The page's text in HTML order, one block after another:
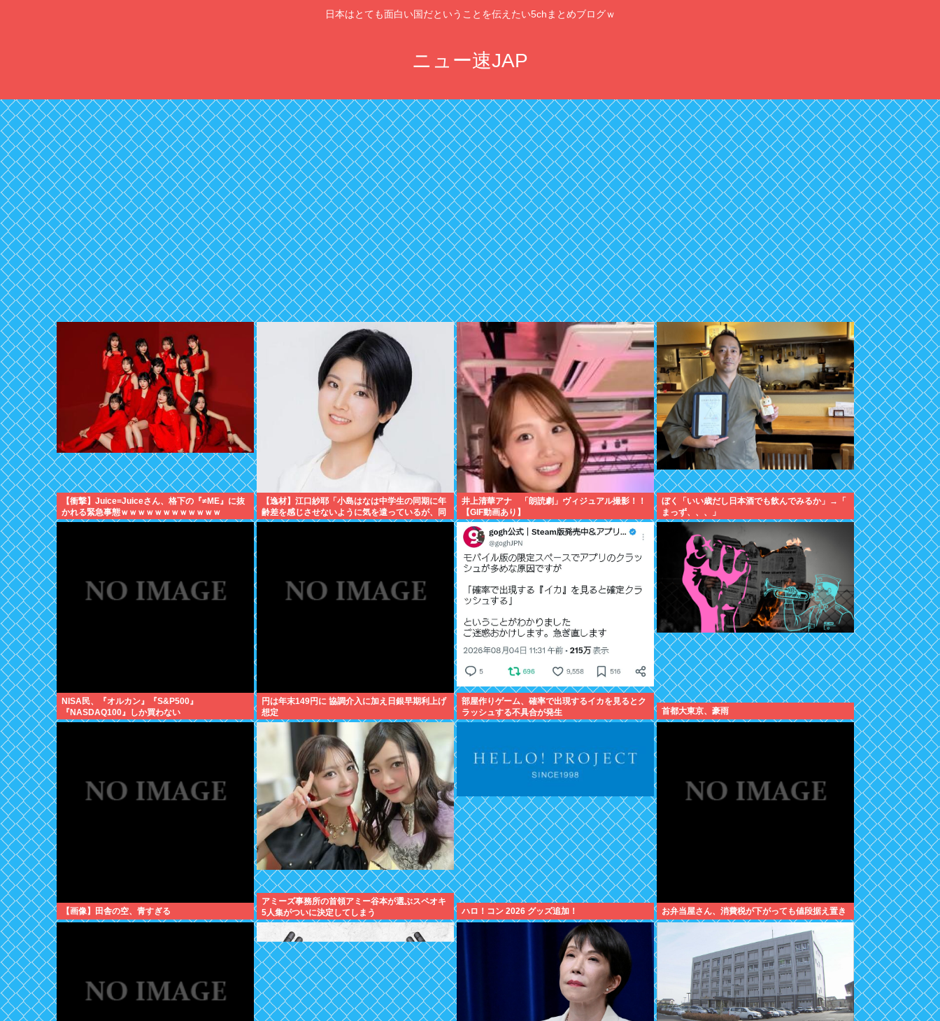
日本はとても面白い国だということを伝えたい5chまとめブログｗ
ニュー速JAP
【衝撃】Juice=Juiceさん、格下の『≠ME』に抜
かれる緊急事態ｗｗｗｗｗｗｗｗｗｗｗｗ
【逸材】江口紗耶「小島はなは中学生の同期に年
齢差を感じさせないように気を遣っているが、同
期2人は気づ
井上清華アナ 「朗読劇」ヴィジュアル撮影！！
【GIF動画あり】
ぼく「いい歳だし日本酒でも飲んでみるか」→「
まっず、、、」
NISA民、『オルカン』『S&P500』
『NASDAQ100』しか買わない
円は年末149円に 協調介入に加え日銀早期利上げ
想定
部屋作りゲーム、確率で出現するイカを見るとク
ラッシュする不具合が発生
首都大東京、豪雨
【画像】田舎の空、青すぎる
アミーズ事務所の首領アミー谷本が選ぶスペオキ
5人集がついに決定してしまう
ハロ！コン 2026 グッズ追加！ お弁当屋さん、消費税が下がっても値段据え置き